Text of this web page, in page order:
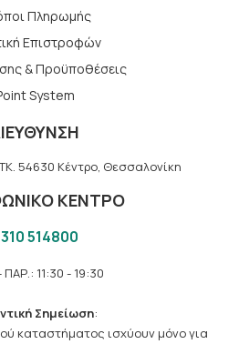
Πληρωμής
Επιστροφών
& Προϋποθέσεις
System
54630 Κέντρο, Θεσσαλονίκη
ΚΕΝΤΡΟ
514800
ΠΑΡ.: 11:30 - 19:30
Σημείωση:
καταστήματος ισχύουν μόνο για